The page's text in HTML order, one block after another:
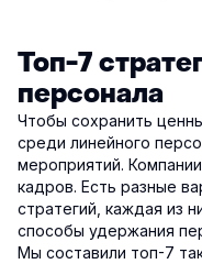
Топ-7
персонала
Чтобы сохранить
среди линейного
мероприятий.
кадров. Есть разные
стратегий, каждая из
способы удержания
Мы составили топ-7